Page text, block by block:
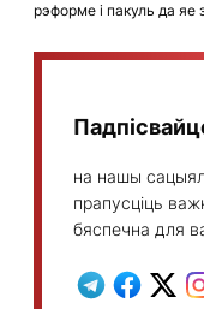
рэформе і пакуль да яе
на нашы
прапусціць
бяспечна для